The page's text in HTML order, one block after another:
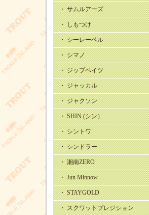
・ サムルアーズ
・ しもつけ
・ シーレーベル
・ シマノ
・ ジップベイツ
・ ジャッカル
・ ジャクソン
・ SHIN (シン）
・ シントワ
・ シンドラー
・ 湘南ZERO
・ Jun Minnow
・ STAYGOLD
・ スクワットプレジション